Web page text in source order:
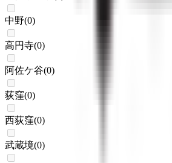
中野(0)
高円寺(0)
阿佐ケ谷(0)
荻窪(0)
西荻窪(0)
武蔵境(0)